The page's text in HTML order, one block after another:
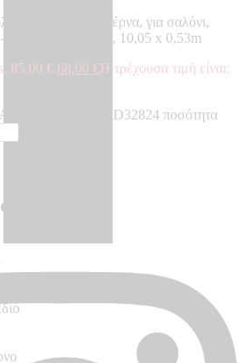
με σχέδιο, μοντέρνα, για σαλόνι,
Made in Germany, 10,05 x 0,53m
85,00 €.68,00 €Η τρέχουσα τιμή είναι:
DELUXE - VD32824 ποσότητα